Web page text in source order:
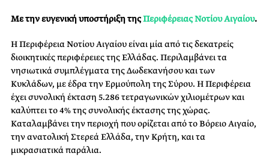
Με την ευγενική υποστήριξη τηςΠεριφέρειας Νοτίου Αιγαίου.
Η Περιφέρεια Νοτίου Αιγαίου είναι μία από τις δεκατρείς
διοικητικές περιφέρειες της Ελλάδας. Περιλαμβάνει τα
νησιωτικά συμπλέγματα της Δωδεκανήσου και των
Κυκλάδων, με έδρα την Ερμούπολη της Σύρου. Η Περιφέρεια
έχει συνολική έκταση 5.286 τετραγωνικών χιλιομέτρων και
καλύπτει το 4% της συνολικής έκτασης της χώρας.
Καταλαμβάνει την περιοχή που ορίζεται από το Βόρειο Αιγαίο,
την ανατολική Στερεά Ελλάδα, την Κρήτη, και τα
μικρασιατικά παράλια.